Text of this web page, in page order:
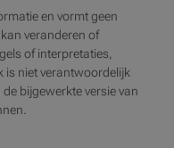
en vormt geen
veranderen of
of interpretaties,
is niet verantwoordelijk
bijgewerkte versie van